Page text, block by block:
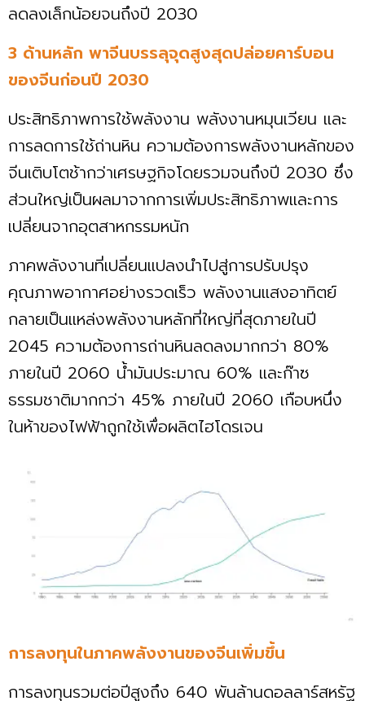
ลดลงเล็กน้อยจนถึงปี 2030
3 ด้านหลัก พาจีนบรรลุจุดสูงสุดปล่อยคาร์บอน
ของจีนก่อนปี 2030
ประสิทธิภาพการใช้พลังงาน พลังงานหมุนเวียน และ
การลดการใช้ถ่านหิน ความต้องการพลังงานหลักของ
จีนเติบโตช้ากว่าเศรษฐกิจโดยรวมจนถึงปี 2030 ซึ่ง
ส่วนใหญ่เป็นผลมาจากการเพิ่มประสิทธิภาพและการ
เปลี่ยนจากอุตสาหกรรมหนัก
ภาคพลังงานที่เปลี่ยนแปลงนำไปสู่การปรับปรุง
คุณภาพอากาศอย่างรวดเร็ว พลังงานแสงอาทิตย์
กลายเป็นแหล่งพลังงานหลักที่ใหญ่ที่สุดภายในปี
2045 ความต้องการถ่านหินลดลงมากกว่า 80%
ภายในปี 2060 น้ำมันประมาณ 60% และก๊าซ
ธรรมชาติมากกว่า 45% ภายในปี 2060 เกือบหนึ่ง
ในห้าของไฟฟ้าถูกใช้เพื่อผลิตไฮโดรเจน
การลงทุนในภาคพลังงานของจีนเพิ่มขึ้น
การลงทุนรวมต่อปีสูงถึง 640 พันล้านดอลลาร์สหรัฐ